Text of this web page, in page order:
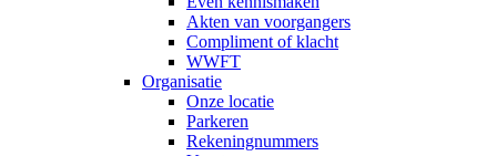
Akten van voorgangers
Compliment of klacht
WWFT
Organisatie
Onze locatie
Parkeren
Rekeningnummers